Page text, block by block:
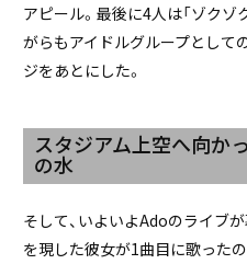
アピール。最後に4人は「ゾクゾ
がらもアイドルグループとして
ジをあとにした。
スタジアム上空へ向か
の水
そして、いよいよAdoのライブ
を現した彼女が1曲目に歌った